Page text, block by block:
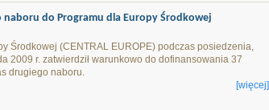
do Programu dla Europy Środkowej
Środkowej (CENTRAL EUROPE) podczas posiedzenia,
2009 r. zatwierdził warunkowo do dofinansowania 37
drugiego naboru.
[więcej]